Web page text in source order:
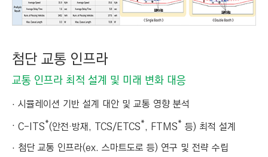
첨단 교통 인프라
교통 인프라 최적 설계 및 미래 변화 대응
시뮬레이션 기반 설계 대안 및 교통 영향 분석
C-ITS*(안전·방재, TCS/ETCS*, FTMS* 등) 최적 설계
첨단 교통 인프라(ex. 스마트도로 등) 연구 및 전략 수립